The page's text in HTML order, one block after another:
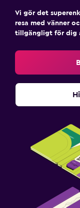
Vi gör det
resa med vänner
tillgängligt för dig